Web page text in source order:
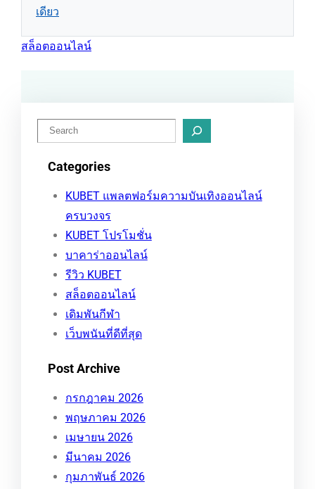
เดียว
สล็อตออนไลน์
น
Categories
KUBET แพลตฟอร์มความบันเทิงออนไลน์
ครบวงจร
KUBET โปรโมชั่น
บาคาร่าออนไลน์
รีวิว KUBET
สล็อตออนไลน์
เดิมพันกีฬา
เว็บพนันที่ดีที่สุด
Post Archive
กรกฎาคม 2026
พฤษภาคม 2026
เมษายน 2026
มีนาคม 2026
กุมภาพันธ์ 2026